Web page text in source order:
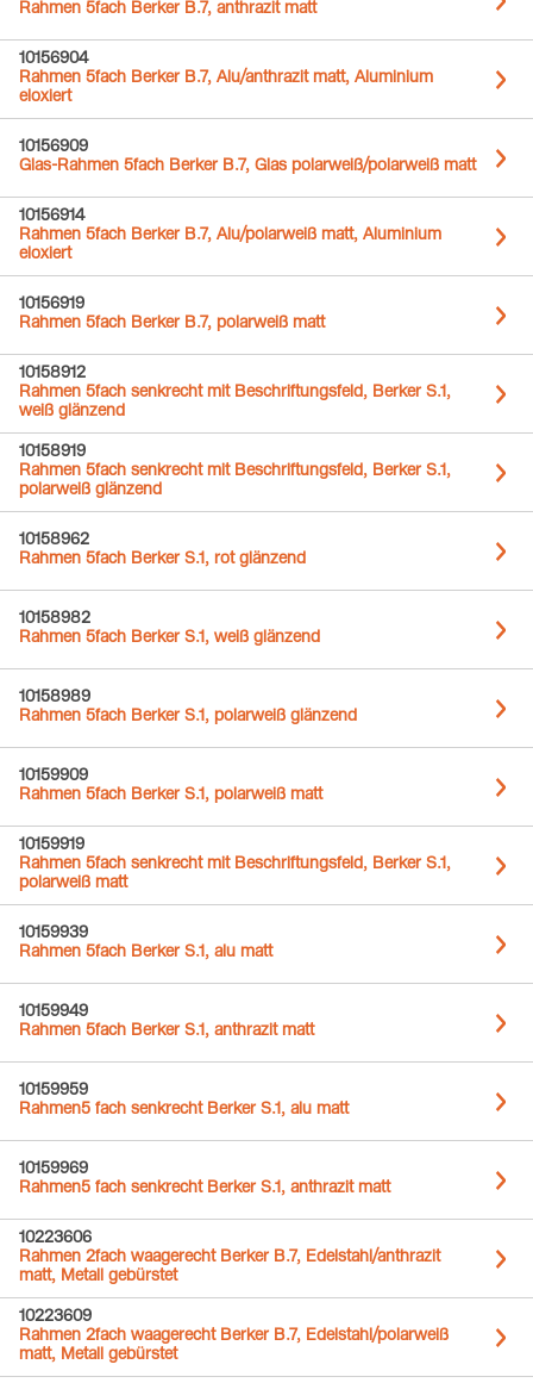
Rahmen 5fach Berker B.7, anthrazit matt
10156904
Rahmen 5fach Berker B.7, Alu/anthrazit matt, Aluminium
eloxiert
10156909
Glas-Rahmen 5fach Berker B.7, Glas polarweiß/polarweiß matt
10156914
Rahmen 5fach Berker B.7, Alu/polarweiß matt, Aluminium
eloxiert
10156919
Rahmen 5fach Berker B.7, polarweiß matt
10158912
Rahmen 5fach senkrecht mit Beschriftungsfeld, Berker S.1,
weiß glänzend
10158919
Rahmen 5fach senkrecht mit Beschriftungsfeld, Berker S.1,
polarweiß glänzend
10158962
Rahmen 5fach Berker S.1, rot glänzend
10158982
Rahmen 5fach Berker S.1, weiß glänzend
10158989
Rahmen 5fach Berker S.1, polarweiß glänzend
10159909
Rahmen 5fach Berker S.1, polarweiß matt
10159919
Rahmen 5fach senkrecht mit Beschriftungsfeld, Berker S.1,
polarweiß matt
10159939
Rahmen 5fach Berker S.1, alu matt
10159949
Rahmen 5fach Berker S.1, anthrazit matt
10159959
Rahmen5 fach senkrecht Berker S.1, alu matt
10159969
Rahmen5 fach senkrecht Berker S.1, anthrazit matt
10223606
Rahmen 2fach waagerecht Berker B.7, Edelstahl/anthrazit
matt, Metall gebürstet
10223609
Rahmen 2fach waagerecht Berker B.7, Edelstahl/polarweiß
matt, Metall gebürstet